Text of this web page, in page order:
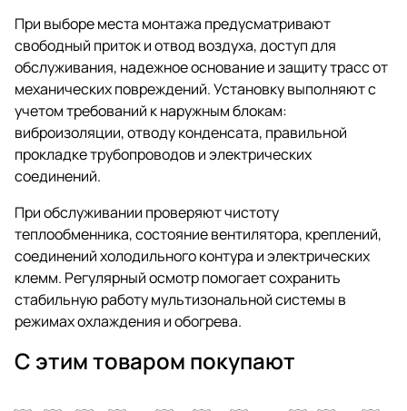
При выборе места монтажа предусматривают
свободный приток и отвод воздуха, доступ для
обслуживания, надежное основание и защиту трасс от
механических повреждений. Установку выполняют с
учетом требований к наружным блокам:
виброизоляции, отводу конденсата, правильной
прокладке трубопроводов и электрических
соединений.
При обслуживании проверяют чистоту
теплообменника, состояние вентилятора, креплений,
соединений холодильного контура и электрических
клемм. Регулярный осмотр помогает сохранить
стабильную работу мультизональной системы в
режимах охлаждения и обогрева.
С этим товаром покупают